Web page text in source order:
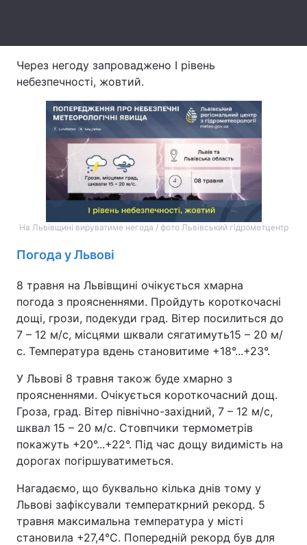
Тема оформлення
Через негоду запроваджено І рівень
небезпечності, жовтий.
На Львівщині вируватиме негода / фото Львівський гідрометцентр
Погода у Львові
8 травня на Львівщині очікується хмарна
погода з проясненнями. Пройдуть короткочасні
дощі, грози, подекуди град. Вітер посилиться до
7 – 12 м/с, місцями шквали сягатимуть15 – 20 м/
с. Температура вдень становитиме +18°...+23°.
У Львові 8 травня також буде хмарно з
проясненнями. Очікується короткочасний дощ.
Гроза, град. Вітер північно-західний, 7 – 12 м/с,
шквал 15 – 20 м/с. Стовпчики термометрів
покажуть +20°...+22°. Під час дощу видимість на
дорогах погіршуватиметься.
Нагадаємо, що буквально кілька днів тому у
Львові зафіксували температкрний рекорд. 5
травня максимальна температура у місті
становила +27,4°С. Попередній рекорд був для